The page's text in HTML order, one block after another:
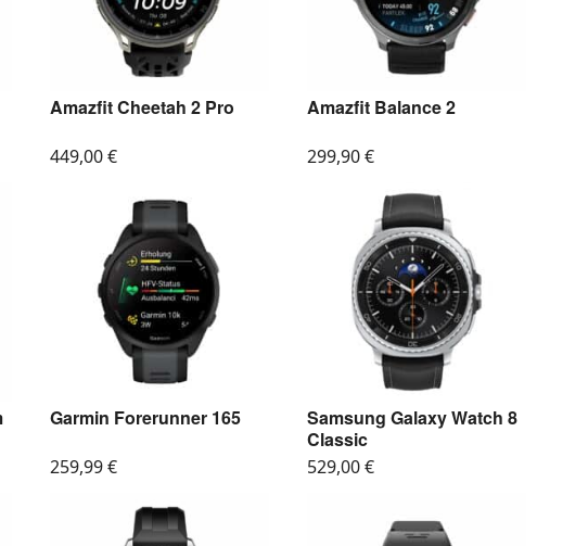
Amazfit Cheetah 2 Pro
449,00€
Amazfit Balance 2
299,90€
Garmin Forerunner 165
259,99€
Samsung Galaxy Watch 8
Classic
529,00€